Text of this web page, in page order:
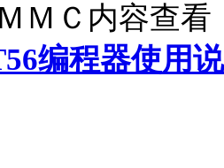
ＭＣ内容查看
编程器使用